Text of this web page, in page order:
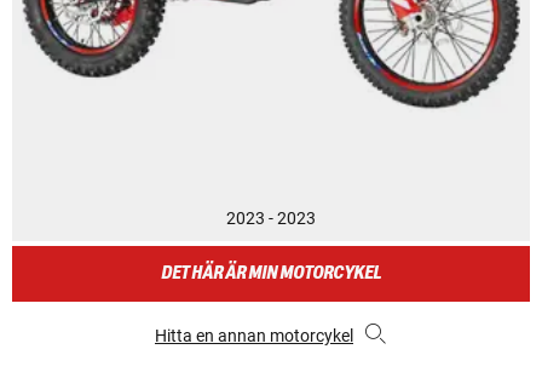
2023 - 2023
DET HÄR ÄR MIN MOTORCYKEL
Hitta en annan motorcykel